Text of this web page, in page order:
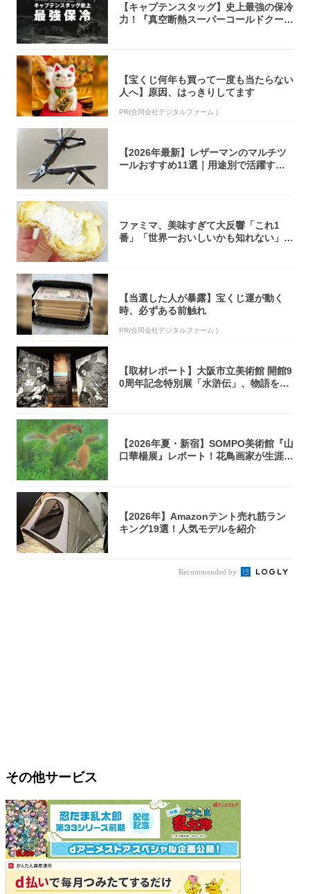
【キャプテンスタッグ】史上最強の保冷
力！『真空断熱スーパーコールドクーラ
【宝くじ何年も買って一度も当たらない
人へ】原因、はっきりしてます
PR(合同会社デジタルファーム )
【2026年最新】レザーマンのマルチツ
ールおすすめ11選｜用途別で活躍する
ファミマ、美味すぎて大反響「これ1
番」「世界一おいしいかも知れない」
【当選した人が暴露】宝くじ運が動く
時、必ずある前触れ
PR(合同会社デジタルファーム )
【取材レポート】大阪市立美術館 開館9
0周年記念特別展「水滸伝」、物語を知
【2026年夏・新宿】SOMPO美術館『山
口華楊展』レポート！花鳥画家が生涯描
【2026年】Amazonテント売れ筋ラン
キング19選！人気モデルを紹介
Recommended by
その他サービス